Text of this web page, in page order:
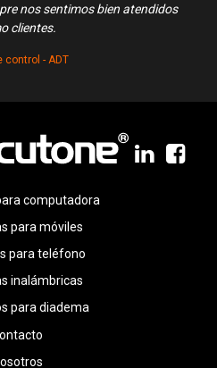
nos sentimos bien atendidos
clientes.
control - ADT
computadora
para móviles
para teléfono
inalámbricas
para diadema